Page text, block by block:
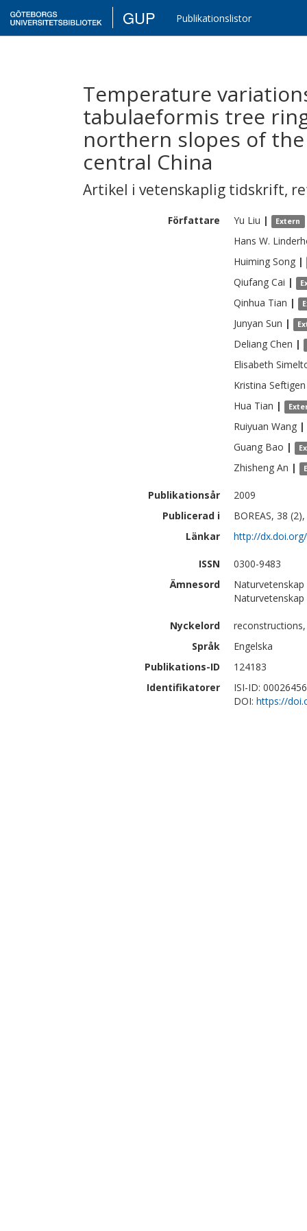
GUP Publikationslistor
Temperature
tabulaeformis tree
northern slopes of
central China
Artikel i vetenskaplig tidskrift,
Författare Yu Liu | Extern
Hans W.
Huiming Song |
Qiufang Cai |
Qinhua Tian |
Junyan Sun |
Deliang Chen |
Elisabeth
Kristina Seftigen
Hua Tian |
Ruiyuan Wang |
Guang Bao |
Zhisheng An |
Publikationsår
2009
Publicerad i
BOREAS, 38
Länkar
http://
ISSN
0300-9483
Ämnesord
Nyckelord
Språk
Engelska
Publikations-ID
124183
Identifikatorer
ISI-ID:
DOI: https://